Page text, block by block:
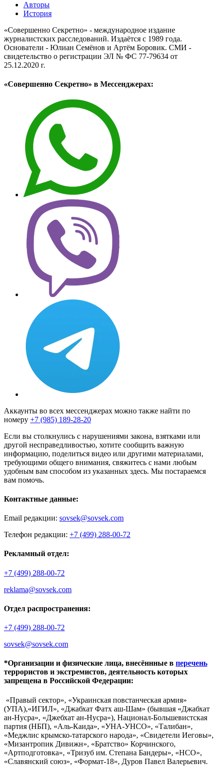
Авторы
История
«Совершенно Секретно» - международное издание
журналистских расследований. Издаётся с 1989 года.
Основатели - Юлиан Семёнов и Артём Боровик. CМИ -
свидетельство о регистрации ЭЛ № ФС 77-79634 от
25.12.2020 г.
«Совершенно Секретно» в Мессенджерах:
Аккаунты во всех мессенджерах можно также найти по
номеру +7 (985) 189-28-20
Если вы столкнулись с нарушениями закона, взятками или
другой несправедливостью, хотите сообщить важную
информацию, поделиться видео или другими материалами,
требующими общего внимания, свяжитесь с нами любым
удобным вам способом из указанных здесь. Мы постараемся
вам помочь.
Контактные данные:
Email редакции: sovsek@sovsek.com
Телефон редакции: +7 (499) 288-00-72
Рекламный отдел:
+7 (499) 288-00-72
reklama@sovsek.com
Отдел распространения:
+7 (499) 288-00-72
sovsek@sovsek.com
*Организации и физические лица, внесённные в перечень
террористов и экстремистов, деятельность которых
запрещена в Российской Федерации:
«Правый сектор», «Украинская повстанческая армия»
(УПА),«ИГИЛ», «Джабхат Фатх аш-Шам» (бывшая «Джабхат
ан-Нусра», «Джебхат ан-Нусра»), Национал-Большевистская
партия (НБП), «Аль-Каида», «УНА-УНСО», «Талибан»,
«Меджлис крымско-татарского народа», «Свидетели Иеговы»,
«Мизантропик Дивижн», «Братство» Корчинского,
«Артподготовка», «Тризуб им. Степана Бандеры», «НСО»,
«Славянский союз», «Формат-18», Дуров Павел Валерьевич.